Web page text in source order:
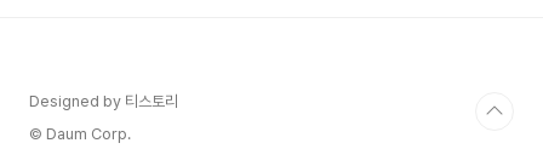
Designed by 티스토리
© Daum Corp.